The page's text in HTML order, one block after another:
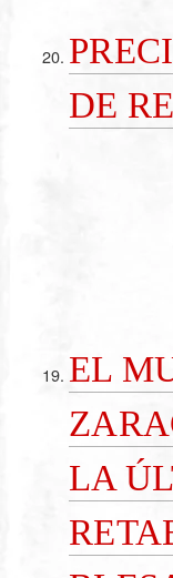
DE
EL
LA